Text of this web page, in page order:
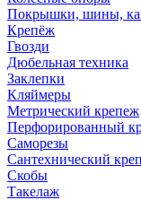
Покрышки, шины,
Крепёж
Гвозди
Дюбельная техника
Заклепки
Кляймеры
Метрический крепеж
Перфорированный
Саморезы
Сантехнический
Скобы
Такелаж